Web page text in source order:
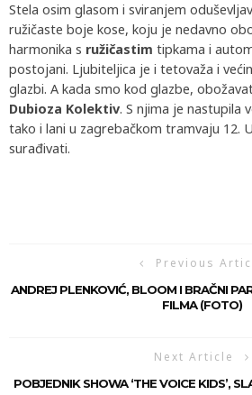
Stela osim glasom i sviranjem
ružičaste boje kose, koju je nedavno
harmonika s ružičastim tipkama i
postojani. Ljubiteljica je i tetovaža i
glazbi. A kada smo kod glazbe,
Dubioza Kolektiv. S njima je nastupila
tako i lani u zagrebačkom tramvaju 12.
surađivati.
Previous
ANDREJ PLENKOVIĆ, BLOOM I BRAČNI
FILMA (FOTO)
Next Article
POBJEDNIK SHOWA ‘THE VOICE KIDS’,